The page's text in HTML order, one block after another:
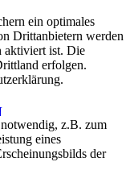
ein optimales
Drittanbietern werden
aktiviert ist. Die
erfolgen.
z.B. zum
eines
der